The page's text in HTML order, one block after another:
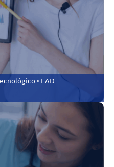
• EAD